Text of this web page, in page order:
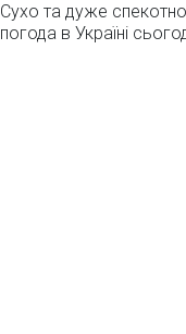
Сухо та дуже
погода в Україні